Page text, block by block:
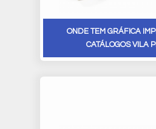
ONDE TEM GRÁFICA
CATÁLOGOS VILA